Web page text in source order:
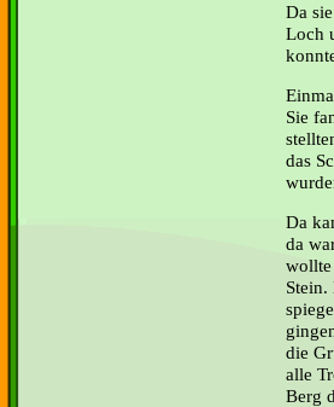
Da
Loch
Sie
das
Da
da
wollte
Stein.
die
alle
Berg